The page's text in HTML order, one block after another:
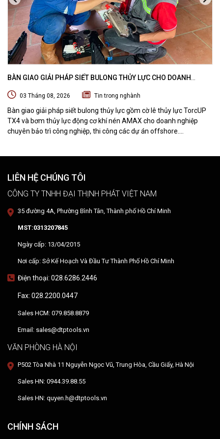
BÀN GIAO GIẢI PHÁP SIẾT BULONG THỦY LỰC CHO DOANH
NGHIỆP CHUYÊN BẢO TRÌ VÀ THI CÔNG CÁC DỰ ÁN OFFSHORE
03 Tháng 08, 2026 Tin trong nghành
Bàn giao giải pháp siết bulong thủy lực gồm cờ lê thủy lực TorcUP
TX4 và bơm thủy lực động cơ khí nén AMAX cho doanh nghiệp
chuyên bảo trì công nghiệp, thi công các dự án offshore.
LIÊN HỆ CHÚNG TÔI
CÔNG TY TNHH ĐẠI THỊNH PHÁT VIỆT NAM
35 đường 4A, Phường Bình Tân, Thành phố Hồ Chí Minh
MST:0313207845
Ngày cấp: 13/04/2015
Nơi cấp: Sở Kế Hoạch Và Đầu Tư Thành Phố Hồ Chí Minh
Điện thoại: 028.6286.2446
Fax: 028.2200.0447
Sales HCM: 079.858.8879
Email: sales@dtptools.vn
VĂN PHÒNG HÀ NỘI
P502 Tòa Nhà 11 Nguyễn Ngọc Vũ, Trung Hòa, Cầu Giấy, Hà Nội
Sales HN: 0944.39.88.55
Sales HN: quyen.h@dtptools.vn
CHÍNH SÁCH